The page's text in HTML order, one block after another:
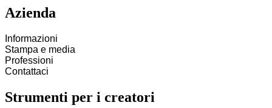
Azienda
Informazioni
Stampa e media
Professioni
Contattaci
Strumenti per i creatori